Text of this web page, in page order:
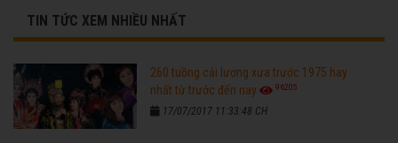
TIN TỨC XEM NHIỀU NHẤT
260 tuồng cải lương xưa trước 1975 hay
nhất từ trước đến nay
96205
17/07/2017 11:33:48 CH